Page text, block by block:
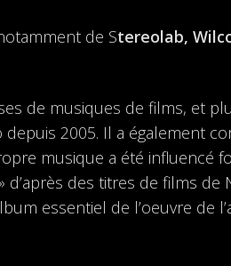
de Stereolab,
de musiques de films, et
depuis 2005. Il a également
musique a été influencé
des titres de films de
essentiel de l’oeuvre de